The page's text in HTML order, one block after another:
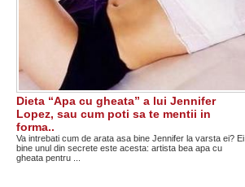
Dieta “Apa cu gheata” a lui Jennifer
Lopez, sau cum poti sa te mentii in
forma..
Va intrebati cum de arata asa bine Jennifer la varsta ei? Ei
bine unul din secrete este acesta: artista bea apa cu
gheata pentru ...